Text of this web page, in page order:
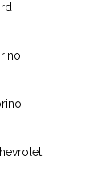
Ford
Torino
Torino